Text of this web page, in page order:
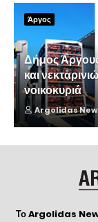
Άργος
Δήμος
και
νοικοκυριά
Argolidas
Το Argolidas